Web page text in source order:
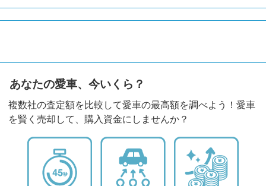
あなたの愛車、今いくら？
複数社の査定額を比較して愛車の最高額を調べよう！愛車
を賢く売却して、購入資金にしませんか？